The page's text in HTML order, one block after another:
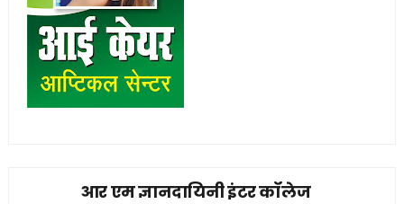
आर एम ज्ञानदायिनी इंटर कॉलेज